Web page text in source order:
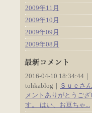
2009年11月
2009年10月
2009年09月
2009年08月
2016-04-10 18:34:44｜
tohkablog｜
Ｓｕｅさ
メントありがとうござ
す。 はい、お豆ちゃ...